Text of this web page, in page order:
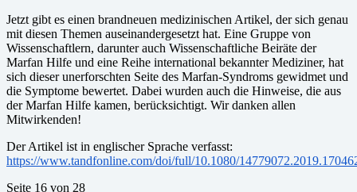
Jetzt gibt es einen brandneuen medizinischen Artikel, der sich genau
mit diesen Themen auseinandergesetzt hat. Eine Gruppe von
Wissenschaftlern, darunter auch Wissenschaftliche Beiräte der
Marfan Hilfe und eine Reihe international bekannter Mediziner, hat
sich dieser unerforschten Seite des Marfan-Syndroms gewidmet und
die Symptome bewertet. Dabei wurden auch die Hinweise, die aus
der Marfan Hilfe kamen, berücksichtigt. Wir danken allen
Mitwirkenden!
Der Artikel ist in englischer Sprache verfasst:
https://www.tandfonline.com/doi/full/10.1080/
Seite 16 von 28